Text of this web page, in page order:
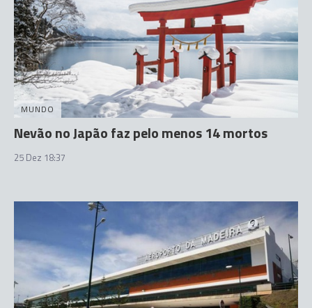
MUNDO
Nevão no Japão faz pelo menos 14 mortos
25 Dez 18:37